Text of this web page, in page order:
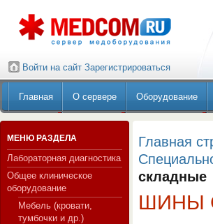
Войти на сайт Зарегистрироваться
Главная О сервере Оборудование
МЕНЮ РАЗДЕЛА
Лабораторная диагностика
Общее клиническое
оборудование
Мебель (кровати,
тумбочки и др.)
Главная
складные
ШИНЫ